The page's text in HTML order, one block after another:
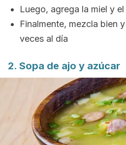
Luego, agrega la miel y
Finalmente, mezcla bien
veces al día
2. Sopa de ajo y azúcar